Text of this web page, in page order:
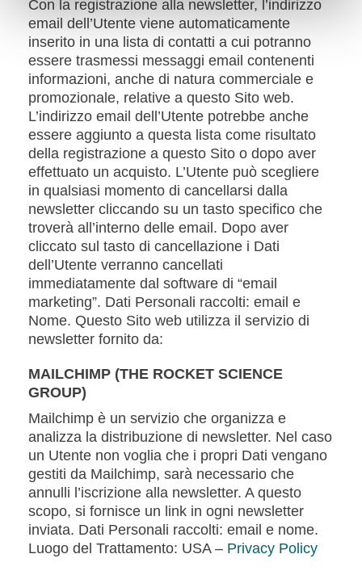
Con la registrazione alla newsletter, l’indirizzo
email dell’Utente viene automaticamente
inserito in una lista di contatti a cui potranno
essere trasmessi messaggi email contenenti
informazioni, anche di natura commerciale e
promozionale, relative a questo Sito web.
L’indirizzo email dell’Utente potrebbe anche
essere aggiunto a questa lista come risultato
della registrazione a questo Sito o dopo aver
effettuato un acquisto. L’Utente può scegliere
in qualsiasi momento di cancellarsi dalla
newsletter cliccando su un tasto specifico che
troverà all’interno delle email. Dopo aver
cliccato sul tasto di cancellazione i Dati
dell’Utente verranno cancellati
immediatamente dal software di “email
marketing”. Dati Personali raccolti: email e
Nome. Questo Sito web utilizza il servizio di
newsletter fornito da:
MAILCHIMP (THE ROCKET SCIENCE
GROUP)
Mailchimp è un servizio che organizza e
analizza la distribuzione di newsletter. Nel caso
un Utente non voglia che i propri Dati vengano
gestiti da Mailchimp, sarà necessario che
annulli l’iscrizione alla newsletter. A questo
scopo, si fornisce un link in ogni newsletter
inviata. Dati Personali raccolti: email e nome.
Luogo del Trattamento: USA – Privacy Policy